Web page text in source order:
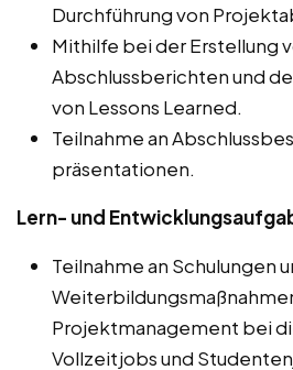
Durchführung von
Mithilfe bei der Erstellung
Abschlussberichten und
von Lessons Learned.
Teilnahme an
präsentationen.
Lern- und
Teilnahme an Schulungen
Projektmanagement bei
Vollzeitjobs und